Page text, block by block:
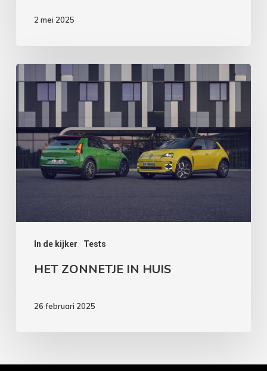
2 mei 2025
In de kijker Tests
IN
HUIS
HET ZONNETJE IN HUIS
26 februari 2025